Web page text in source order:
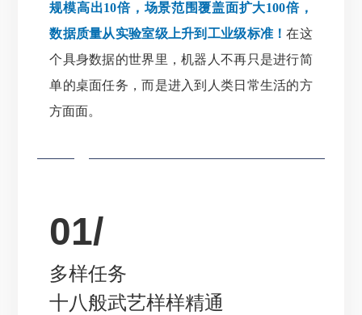
规模高出10倍，场景范围覆盖面扩大100倍，
数据质量从实验室级上升到工业级标准！在这
个具身数据的世界里，机器人不再只是进行简
单的桌面任务，而是进入到人类日常生活的方
方面面。
01/
多样任务
十八般武艺样样精通